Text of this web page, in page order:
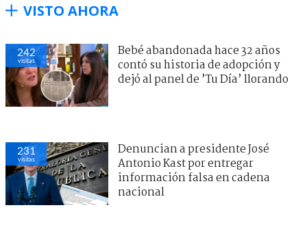
VISTO AHORA
242
visitas
Bebé abandonada hace 32 años
contó su historia de adopción y
dejó al panel de ’Tu Día’ llorando
231
visitas
Denuncian a presidente José
Antonio Kast por entregar
información falsa en cadena
nacional